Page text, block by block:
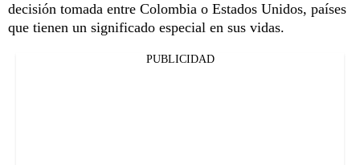
decisión tomada entre Colombia o Estados Unidos, países
que tienen un significado especial en sus vidas.
PUBLICIDAD